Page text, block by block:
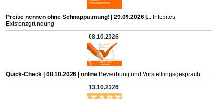
Preise nennen ohne Schnappatmung! | 29.09.2026 |... Infobites
Existenzgründung
08.10.2026
Quick-Check | 08.10.2026 | online Bewerbung und Vorstellungsgespräch
13.10.2026